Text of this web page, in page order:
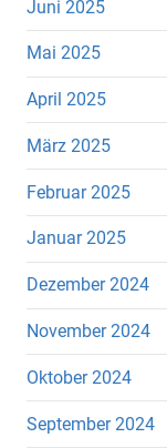
Juni 2025
Mai 2025
April 2025
März 2025
Februar 2025
Januar 2025
Dezember 2024
November 2024
Oktober 2024
September 2024